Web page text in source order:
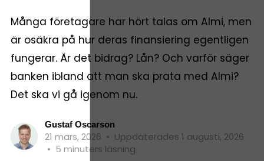
Många företagare har hört talas om Almi, men
är osäkra på hur deras finansiering egentligen
fungerar. Är det bidrag? Lån? Och varför säger
banken ibland att man ska prata med Almi?
Det ska vi gå igenom nu.
Gustaf Oscarson
21 mars, 2026 • Uppdaterades 1 augusti, 2026
• 5 minuters läsning